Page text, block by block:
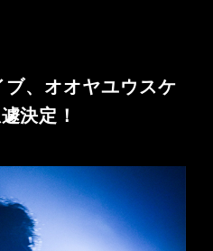
、オオヤユウスケ
決定！